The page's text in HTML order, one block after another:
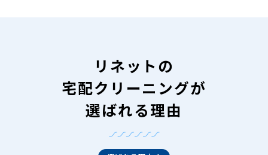
リネットの
宅配クリーニングが
選ばれる理由